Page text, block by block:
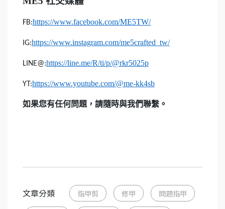
FB:https://www.facebook.com/ME5TW/
IG:https://www.instagram.com/me5crafted_tw/
LINE@:https://line.me/R/ti/p/@rkr5025p
YT:https://www.youtube.com/@me-kk4sb
如果您有任何問題，請隨時與我們聯繫。
文章分類 指甲剪 修甲 問題指甲